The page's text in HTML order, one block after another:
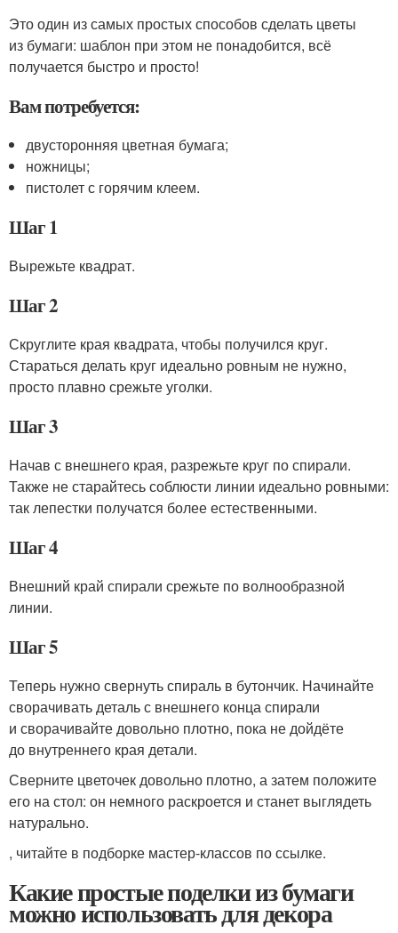
Это один из самых простых способов сделать цветы
из бумаги: шаблон при этом не понадобится, всё
получается быстро и просто!
Вам потребуется:
двусторонняя цветная бумага;
ножницы;
пистолет с горячим клеем.
Шаг 1
Вырежьте квадрат.
Шаг 2
Скруглите края квадрата, чтобы получился круг.
Стараться делать круг идеально ровным не нужно,
просто плавно срежьте уголки.
Шаг 3
Начав с внешнего края, разрежьте круг по спирали.
Также не старайтесь соблюсти линии идеально ровными:
так лепестки получатся более естественными.
Шаг 4
Внешний край спирали срежьте по волнообразной
линии.
Шаг 5
Теперь нужно свернуть спираль в бутончик. Начинайте
сворачивать деталь с внешнего конца спирали
и сворачивайте довольно плотно, пока не дойдёте
до внутреннего края детали.
Сверните цветочек довольно плотно, а затем положите
его на стол: он немного раскроется и станет выглядеть
натурально.
, читайте в подборке мастер-классов по ссылке.
Какие простые поделки из бумаги
можно использовать для декора